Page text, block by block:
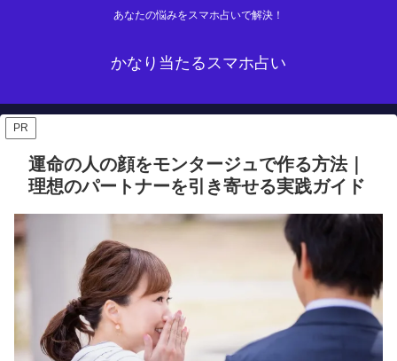
あなたの悩みをスマホ占いで解決！
かなり当たるスマホ占い
PR
運命の人の顔をモンタージュで作る方法｜
理想のパートナーを引き寄せる実践ガイド